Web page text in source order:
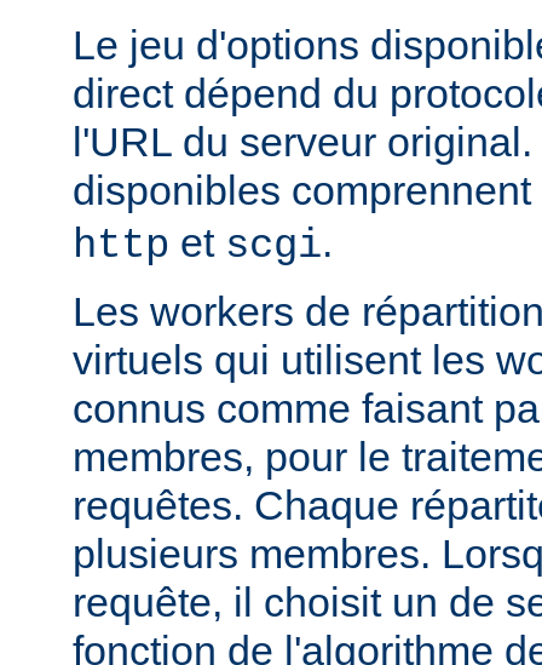
Le jeu d'options
direct dépend du
l'URL du serveur
disponibles comprennent
http et scgi.
Les workers de
virtuels qui utilisent les
connus comme faisant
membres, pour le
requêtes. Chaque
plusieurs membres.
requête, il choisit un de
fonction de l'algorithme